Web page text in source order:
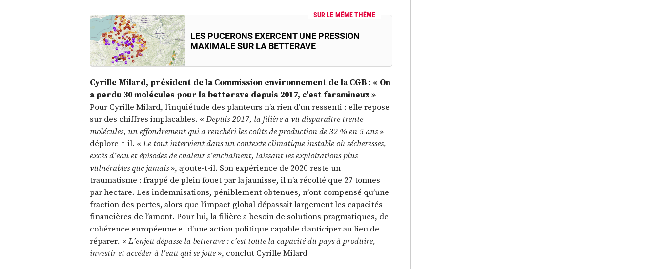
SUR LE MÊME THÈME
LES PUCERONS EXERCENT UNE PRESSION
MAXIMALE SUR LA BETTERAVE
Cyrille Milard, président de la Commission environnement de la CGB : « On
a perdu 30 molécules pour la betterave depuis 2017, c’est faramineux »
Pour Cyrille Milard, l’inquiétude des planteurs n’a rien d’un ressenti : elle repose
sur des chiffres implacables. «Depuis 2017, la filière a vu disparaître trente
molécules, un effondrement qui a renchéri les coûts de production de 32 % en 5 ans»
déplore-t-il. «Le tout intervient dans un contexte climatique instable où sécheresses,
excès d’eau et épisodes de chaleur s’enchaînent, laissant les exploitations plus
vulnérables que jamais», ajoute-t-il. Son expérience de 2020 reste un
traumatisme : frappé de plein fouet par la jaunisse, il n’a récolté que 27 tonnes
par hectare. Les indemnisations, péniblement obtenues, n’ont compensé qu’une
fraction des pertes, alors que l’impact global dépassait largement les capacités
financières de l’amont. Pour lui, la filière a besoin de solutions pragmatiques, de
cohérence européenne et d’une action politique capable d’anticiper au lieu de
réparer. «L’enjeu dépasse la betterave : c’est toute la capacité du pays à produire,
investir et accéder à l’eau qui se joue», conclut Cyrille Milard